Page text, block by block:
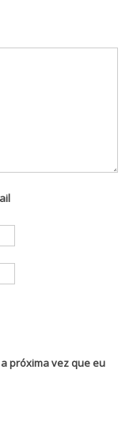
próxima vez que eu